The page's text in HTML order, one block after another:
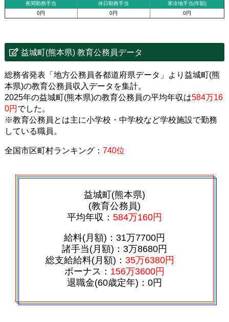
夜間勤務手当
休日勤務手当
寒冷地手当(年額)
0円
0円 0円
益城町(熊本県) 教育公務員データ
総務省発表「地方公務員各都道府県データ」より益城町(熊
本県)の教育公務員収入データを集計。
2025年の益城町(熊本県)の教育公務員の平均年収は584万16
0円 でした。
※教育公務員とは主に小学校・中学校など学校施設で勤務
している職員。
全国市区町村ランキング： 740位
益城町(熊本県)
(教育公務員)
平均年収： 584万160円
給料(月額)：31万7700円
諸手当(月額)：3万8680円
総支給給料(月額)： 35万6380円
ボーナス： 156万3600円
退職金(60歳定年)：0円